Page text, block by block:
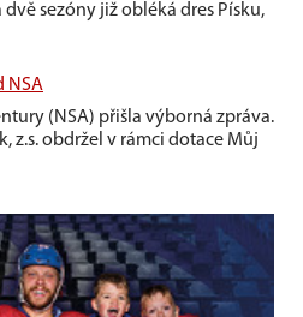
sezóny již obléká dres Písku,
NSA
(NSA) přišla výborná zpráva.
z.s. obdržel v rámci dotace Můj